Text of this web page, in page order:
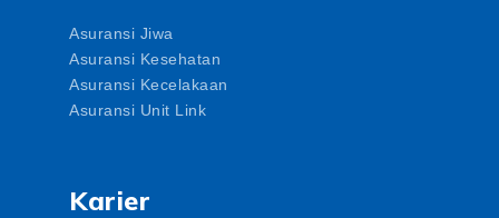
Asuransi Jiwa
Asuransi Kesehatan
Asuransi Kecelakaan
Asuransi Unit Link
Karier